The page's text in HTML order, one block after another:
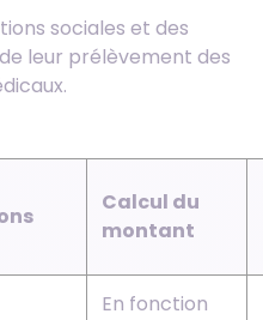
sociales et des
leur prélèvement des
Calcul du
montant
En fonction